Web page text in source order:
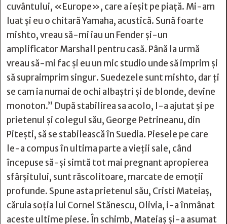
cuvântului, «Europe», care a ieșit pe piață. Mi-am
luat și eu o chitară Yamaha, acustică. Sună foarte
mishto, vreau să-mi iau un Fender și-un
amplificator Marshall pentru casă. Până la urmă
vreau să-mi fac și eu un mic studio unde să imprim și
să supraimprim singur. Suedezele sunt mishto, dar ți
se cam ia numai de ochi albaștri și de blonde, devine
monoton.” După stabilirea sa acolo, l-a ajutat şi pe
prietenul şi colegul său, George Petrineanu, din
Piteşti, să se stabilească în Suedia. Piesele pe care
le-a compus în ultima parte a vieţii sale, când
începuse să-şi simtă tot mai pregnant apropierea
sfârşitului, sunt răscolitoare, marcate de emoţii
profunde. Spune asta prietenul său, Cristi Mateiaş,
căruia soţia lui Cornel Stănescu, Olivia, i-a înmânat
aceste ultime piese. În schimb, Mateiaş şi-a asumat